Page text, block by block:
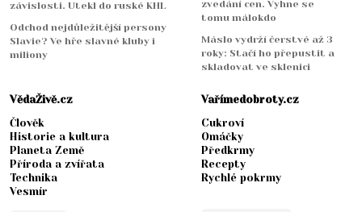
závislosti. Utekl do ruské KHL
Odchod nejdůležitější persony
Slavie? Ve hře slavné kluby i
miliony
zvedání cen. Vyhne se
tomu málokdo
Máslo vydrží čerstvé až 3
roky: Stačí ho přepustit a
skladovat ve sklenici
VědaŽivě.cz
Člověk
Historie a kultura
Planeta Země
Příroda a zvířata
Technika
Vesmír
Vařímedobroty.cz
Cukroví
Omáčky
Předkrmy
Recepty
Rychlé pokrmy